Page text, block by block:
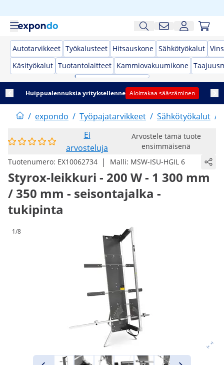
Autotarvikkeet Työkalusteet Hitsauskone Sähkötyökalut
Käsityökalut Tuotantolaitteet Kammiovakuumikone
Huippualennuksia yrityksellenne Aloittakaa säästäminen
/ expondo / Työpajatarvikkeet / Sähkötyökalut /
Ei
arvosteluja
Arvostele tämä tuote
ensimmäisenä
Tuotenumero: EX10062734 | Malli: MSW-ISU-HGIL 6
Styrox-leikkuri - 200 W - 1 300 mm
/ 350 mm - seisontajalka -
tukipinta
1/8